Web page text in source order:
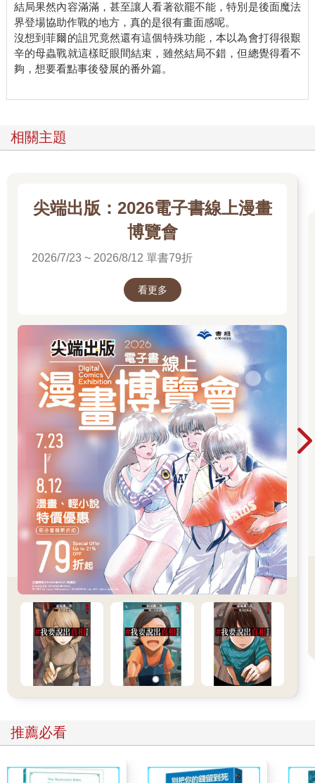
吧！也許你可以尋求魔法界的幫忙，那對他們也有好處。」
肯恩遞出紙條後，詢問菲爾：「你與費里克斯認識？他也知道魔
法界？」
菲爾知道自己與費里克斯認識的事是瞞不住了，他只得將自己得
知三樓的「傳說」後曾利用魔法偷偷探險，卻被費里克斯抓包一
肯恩聞言，哪裡不知道費里克斯是預知了菲爾會來，才故意在三
樓等著他？
這次的出走。
畢竟紙條上寫著「戰爭」，這絕對須要肯恩慎重對待的。
在這個和平的時代，能對社會造成威脅的敵人不多。肯恩無法想
肯恩回憶著近年發生的多起案子，隨即把注意力放在這一年的
當初服用神藥的學生，除了特雷爾這個幸運兒外，全都變成了恐
基因變化後，他們發現一個可怕的事實——那些怪物，擁有蟲族
那就很可怕了，然而當他們想再深挖下去，敵人便果斷中止了相
關研究，並把尾巴掃得非常乾淨……
無論費里克斯留言中的「戰爭」是怎樣出現，為什麼他不直接說
明，而是選擇獨自離開，只留下一個雲山霧罩般的警告呢？
雖然心裡感到疑惑，但肯恩很清楚費里克斯並不是個無的放矢的
人。既然對方特意留言讓自己做好戰鬥準備，那肯恩自然會重視
這個提醒，為可能到來的戰鬥做好準備。
而在他眼前，正好有一個至今不為人知、卻實力超群的團體可以
成為戰力。
肯恩向布里安代表的魔法界提出並肩作戰的邀請，並允諾無論紙
條上預言的戰爭最終有沒有出現，特警組都欠魔法界一個人情。
面對肯恩的邀請，布里安欣然接受。
本就打算向世界公開的魔法界，自然不會錯過這個華麗亮相的機
會。異能者之所以能被世界接納，不正是因為在蟲族入侵時，他
們讓世人看到自己的實力與價值嗎？
法師們從不畏懼戰鬥，魔法界沉寂太久了，正好藉著這個機會讓
世界看到他們的力量。
布里安很重視這場將會到來的戰爭，他的腦海中已經列出適合作
戰的魔法家族名單。雖然滿心都是戰鬥的準備工作，但布里安依
然不忘禮數，禮貌地向肯恩等人告辭。
作為親兄長的菲爾，負責送布里安這位客人出門。只是這對兄弟
的關係實在微妙——說感情差吧，他們又都很關心對方的安危；
說感情好吧，單獨相處時卻總有股說不出的彆扭。
個。
為了打破這尷尬的沉默，菲爾努力想著該說什麼話題，結果真的
結局果然內容滿滿，甚至讓人看著欲罷不能，特別是後面魔法
界登場協助作戰的地方，真的是很有畫面感呢。
沒想到菲爾的詛咒竟然還有這個特殊功能，本以為會打得很艱
辛的母蟲戰就這樣眨眼間結束，雖然結局不錯，但總覺得看不
夠，想要看點事後發展的番外篇。
相關主題
尖端出版：2026電子書線上漫畫
博覽會
2026/7/23 ~ 2026/8/12 單書79折
看更多
推薦必看